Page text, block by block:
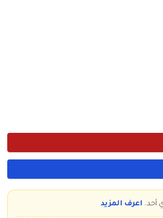
أحد. اعرف المزيد